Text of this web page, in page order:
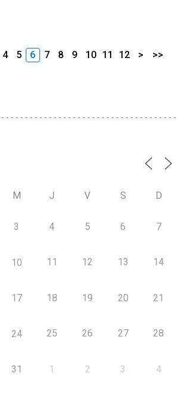
4 5 6 7 8 9 10 11 12 > >>
M J V S D
3 4 5 6 7
10 11 12 13 14
17 18 19 20 21
24 25 26 27 28
31 1 2 3 4